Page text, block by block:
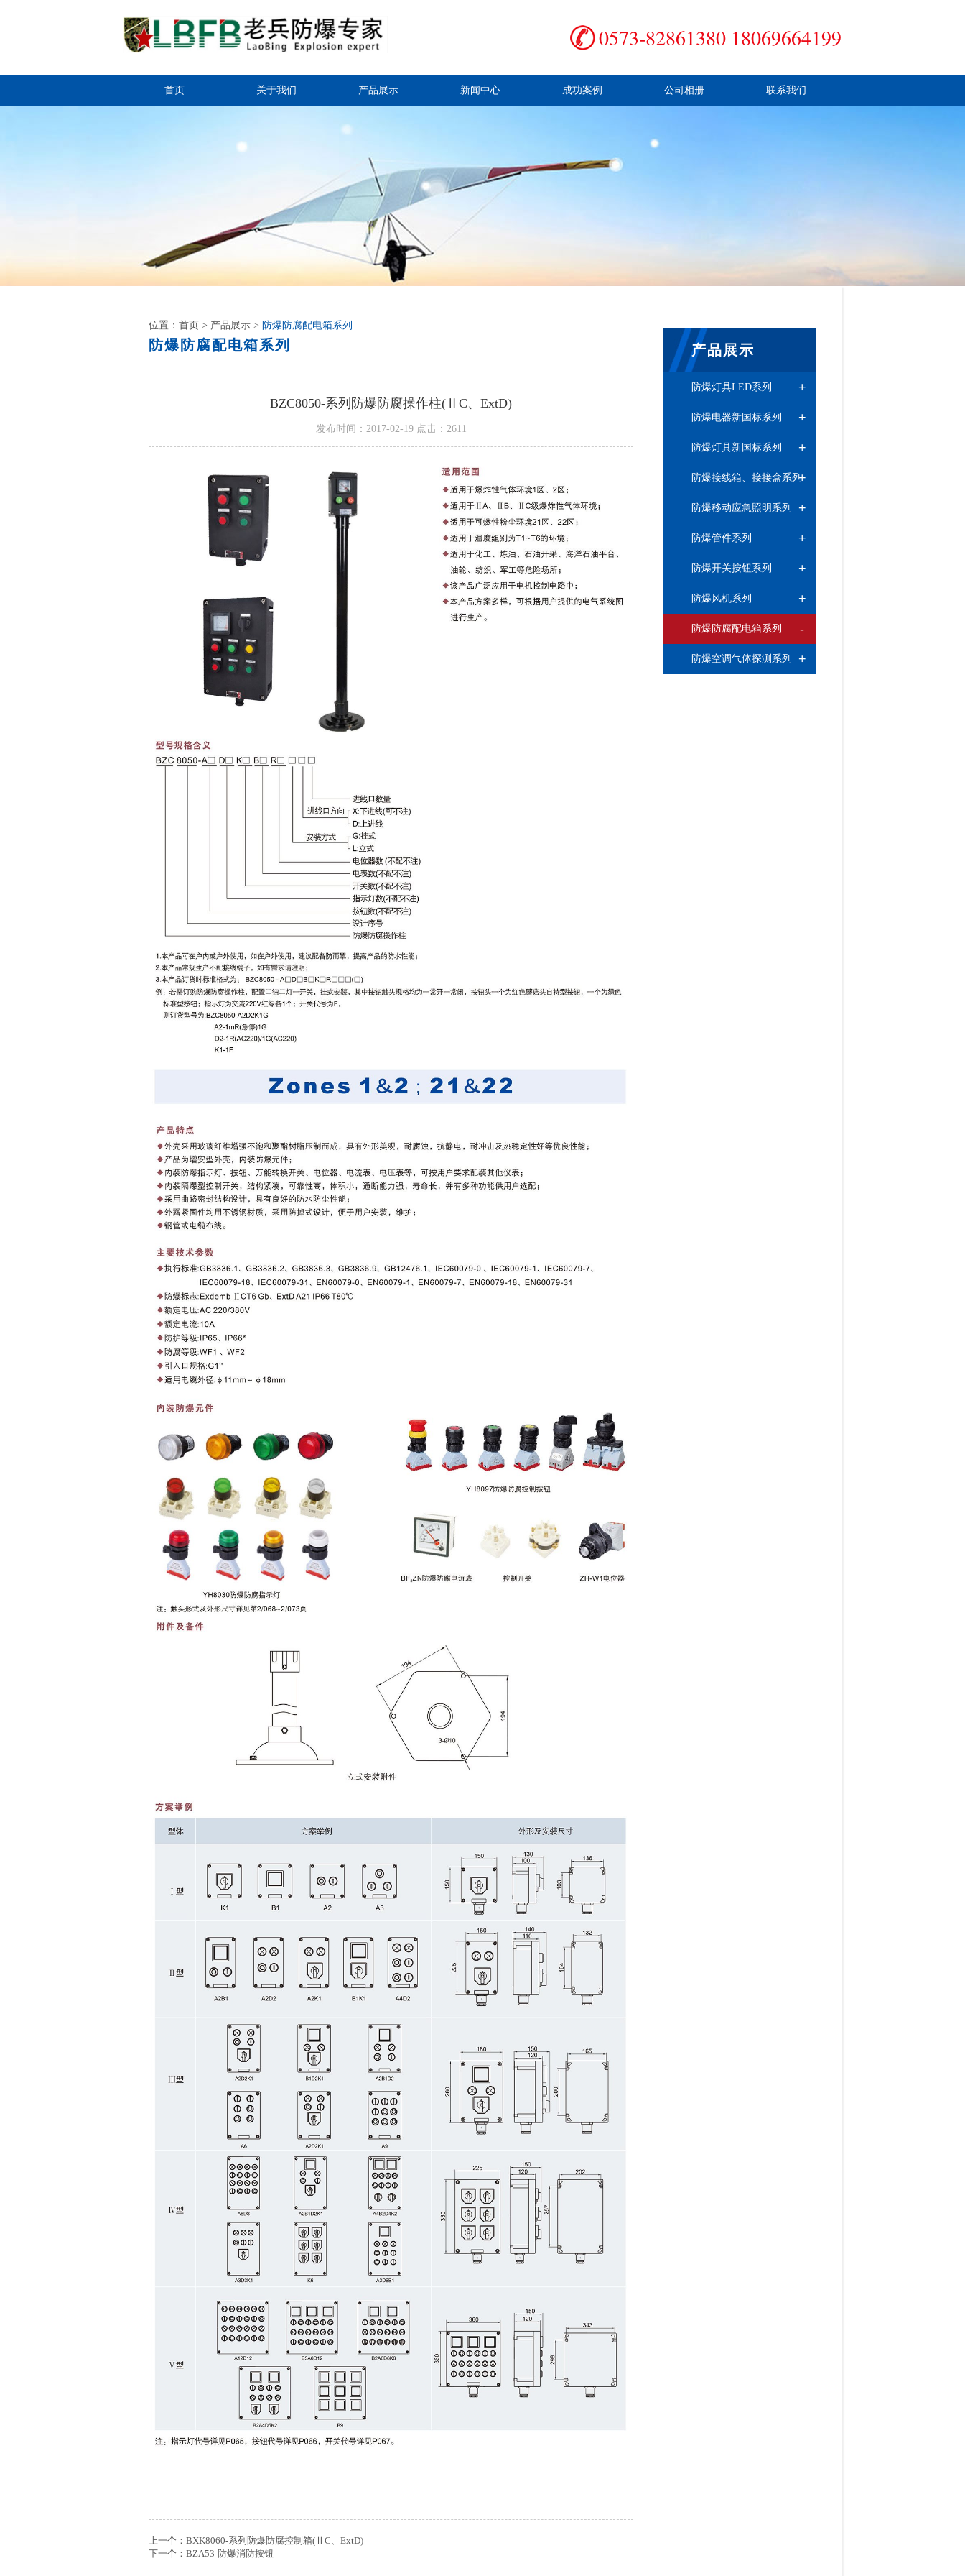
0573-82861380 18069664199
首页 关于我们 产品展示 新闻中心 成功案例 公司相册 联系我们
位置： 首页 > 产品展示 > 防爆防腐配电箱系列
防爆防腐配电箱系列
BZC8050-系列防爆防腐操作柱(ⅡC、ExtD)
发布时间：2017-02-19 点击：2611
上一个： BXK8060-系列防爆防腐控制箱(ⅡC、ExtD)
下一个： BZA53-防爆消防按钮
产品展示
防爆灯具LED系列 +
防爆电器新国标系列 +
防爆灯具新国标系列 +
防爆接线箱、接接盒系列+
防爆移动应急照明系列 +
防爆管件系列 +
防爆开关按钮系列 +
防爆风机系列 +
防爆防腐配电箱系列 -
防爆空调气体探测系列 +